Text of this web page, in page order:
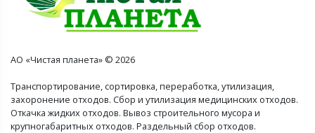
АО «Чистая планета» © 2026
Транспортирование, сортировка, переработка, утилизация,
захоронение отходов. Сбор и утилизация медицинских отходов.
Откачка жидких отходов. Вывоз строительного мусора и
крупногабаритных отходов. Раздельный сбор отходов.